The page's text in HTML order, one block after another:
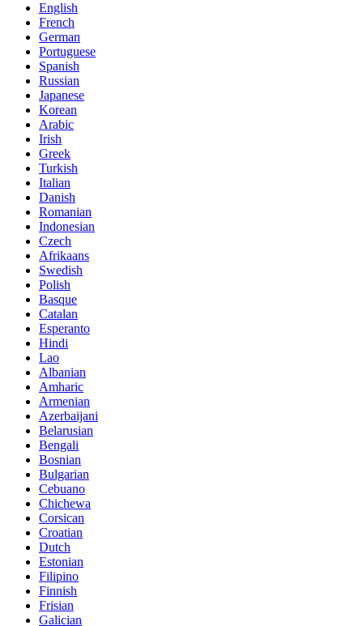
English
French
German
Portuguese
Spanish
Russian
Japanese
Korean
Arabic
Irish
Greek
Turkish
Italian
Danish
Romanian
Indonesian
Czech
Afrikaans
Swedish
Polish
Basque
Catalan
Esperanto
Hindi
Lao
Albanian
Amharic
Armenian
Azerbaijani
Belarusian
Bengali
Bosnian
Bulgarian
Cebuano
Chichewa
Corsican
Croatian
Dutch
Estonian
Filipino
Finnish
Frisian
Galician